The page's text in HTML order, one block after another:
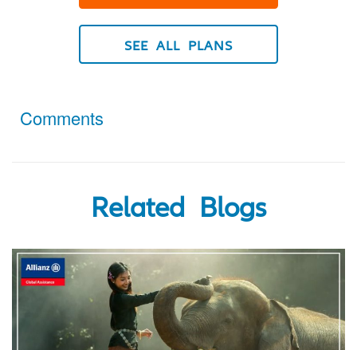
SEE ALL PLANS
Comments
Related Blogs